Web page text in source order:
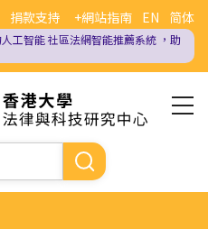
EN 简体
捐款支持 +網站指南
工智能社區法網智能推薦系統 ，助